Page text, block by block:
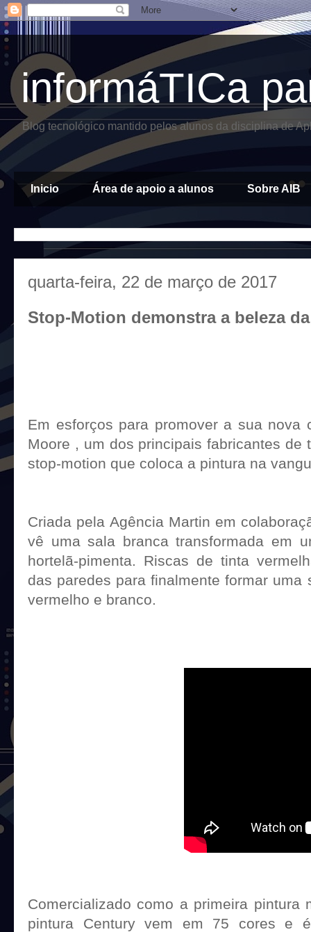
informáTICa
Blog tecnológico mantido pelos alunos da disciplina de
Inicio Área de apoio a alunos Sobre AIB
quarta-feira, 22 de março de 2017
Stop-Motion demonstra a beleza
Em esforços para promover a sua nova
Moore , um dos principais fabricantes
stop-motion que coloca a pintura na
Criada pela Agência Martin em
vê uma sala branca transformada em
hortelã-pimenta. Riscas de tinta
das paredes para finalmente formar
vermelho e branco.
Comercializado como a primeira
pintura Century vem em 75 cores e